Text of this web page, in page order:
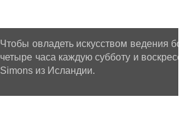
Чтобы овладеть искусством ведения
четыре часа каждую субботу и
Simons из Исландии.